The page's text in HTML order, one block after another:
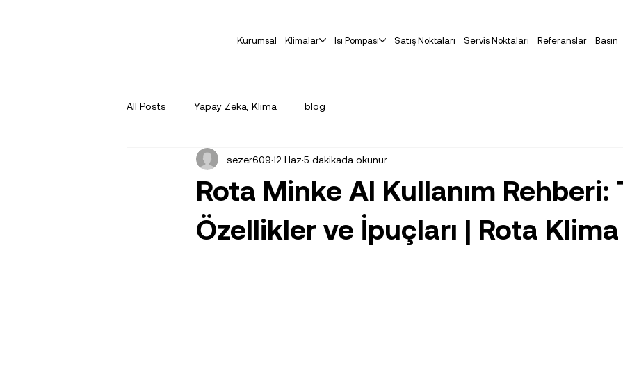
Kurumsal Klimalar Isı Pompası Satış Noktaları Servis Noktaları Referanslar Basın
All Posts Yapay Zeka, Klima blog
Rota Minke AI Kullanım Rehberi:
Özellikler ve İpuçları | Rota Klima
sezer609 12 Haz 5 dakikada okunur